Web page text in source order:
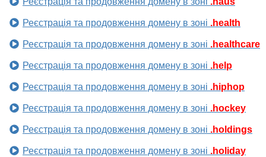
Реєстрація та продовження домену в зоні .health
Реєстрація та продовження домену в зоні .healthcare
Реєстрація та продовження домену в зоні .help
Реєстрація та продовження домену в зоні .hiphop
Реєстрація та продовження домену в зоні .hockey
Реєстрація та продовження домену в зоні .holdings
Реєстрація та продовження домену в зоні .holiday